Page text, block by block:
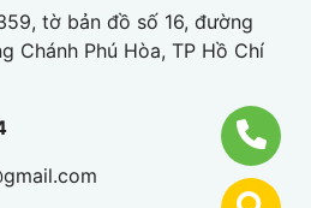
tờ bản đồ số 16, đường
Chánh Phú Hòa, TP Hồ Chí